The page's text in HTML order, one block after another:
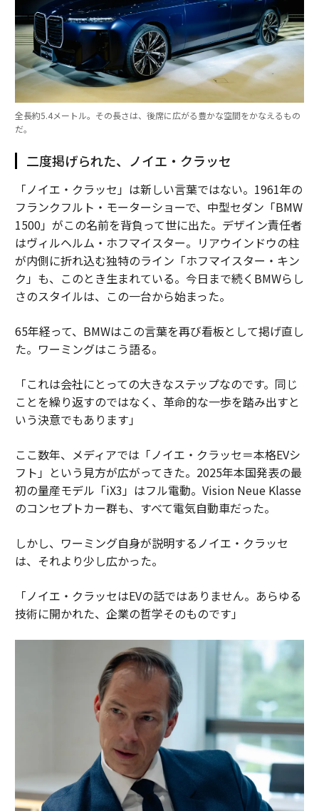
全長約5.4メートル。その長さは、後席に広がる豊かな空間をかなえるもの
だ。
二度掲げられた、ノイエ・クラッセ
「ノイエ・クラッセ」は新しい言葉ではない。1961年の
フランクフルト・モーターショーで、中型セダン「BMW
1500」がこの名前を背負って世に出た。デザイン責任者
はヴィルヘルム・ホフマイスター。リアウインドウの柱
が内側に折れ込む独特のライン「ホフマイスター・キン
ク」も、このとき生まれている。今日まで続くBMWらし
さのスタイルは、この一台から始まった。
65年経って、BMWはこの言葉を再び看板として掲げ直し
た。ワーミングはこう語る。
「これは会社にとっての大きなステップなのです。同じ
ことを繰り返すのではなく、革命的な一歩を踏み出すと
いう決意でもあります」
ここ数年、メディアでは「ノイエ・クラッセ＝本格EVシ
フト」という見方が広がってきた。2025年本国発表の最
初の量産モデル「iX3」はフル電動。Vision Neue Klasse
のコンセプトカー群も、すべて電気自動車だった。
しかし、ワーミング自身が説明するノイエ・クラッセ
は、それより少し広かった。
「ノイエ・クラッセはEVの話ではありません。あらゆる
技術に開かれた、企業の哲学そのものです」